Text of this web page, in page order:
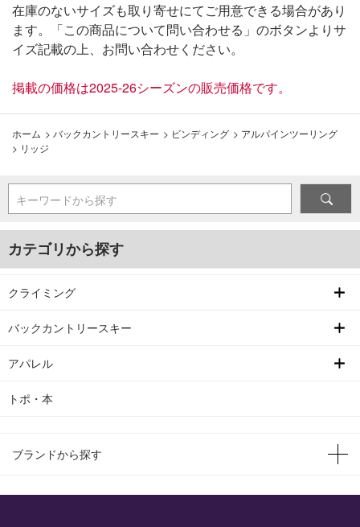
在庫のないサイズも取り寄せにてご用意できる場合があり
ます。「この商品について問い合わせる」のボタンよりサ
イズ記載の上、お問い合わせください。
掲載の価格は2025-26シーズンの販売価格です。
ホーム > バックカントリースキー > ビンディング > アルパインツーリング
> リッジ
キーワードから探す
カテゴリから探す
クライミング
バックカントリースキー
アパレル
トポ・本
ブランドから探す